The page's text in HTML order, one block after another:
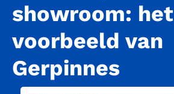
showroom: het
voorbeeld van
Gerpinnes